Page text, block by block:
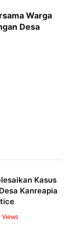
Warga
Desa
Kasus
Kanreapia
Views